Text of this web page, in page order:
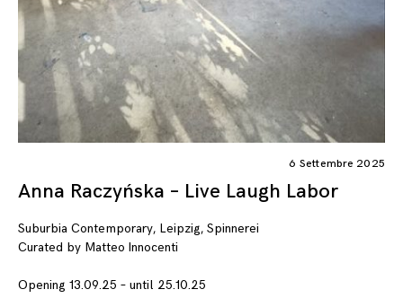
6 Settembre 2025
Anna Raczyńska – Live Laugh Labor
Suburbia Contemporary, Leipzig, Spinnerei
Curated by Matteo Innocenti
Opening 13.09.25 – until 25.10.25